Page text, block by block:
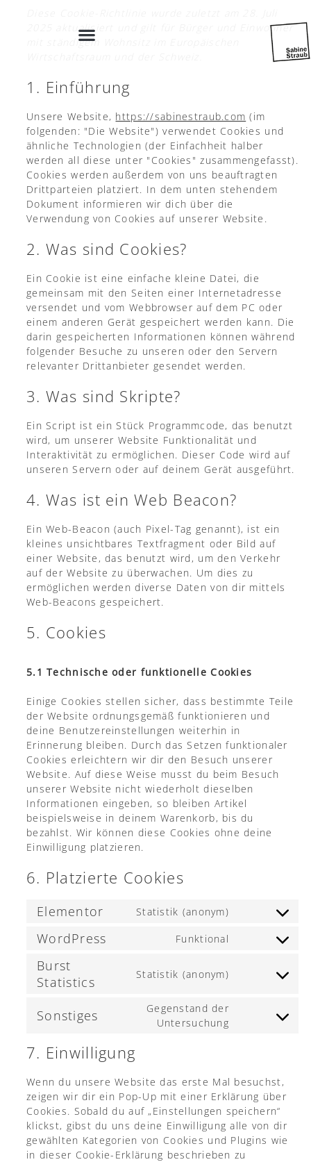
2025 aktualisiert und gilt für Bürger und Einwohner
mit ständigem Wohnsitz im Europäischen
1. Einführung
Unsere Website, https://sabinestraub.com (im
folgenden: "Die Website") verwendet Cookies und
ähnliche Technologien (der Einfachheit halber
werden all diese unter "Cookies" zusammengefasst).
Cookies werden außerdem von uns beauftragten
Drittparteien platziert. In dem unten stehendem
Dokument informieren wir dich über die
Verwendung von Cookies auf unserer Website.
2. Was sind Cookies?
Ein Cookie ist eine einfache kleine Datei, die
gemeinsam mit den Seiten einer Internetadresse
versendet und vom Webbrowser auf dem PC oder
einem anderen Gerät gespeichert werden kann. Die
darin gespeicherten Informationen können während
folgender Besuche zu unseren oder den Servern
relevanter Drittanbieter gesendet werden.
3. Was sind Skripte?
Ein Script ist ein Stück Programmcode, das benutzt
wird, um unserer Website Funktionalität und
Interaktivität zu ermöglichen. Dieser Code wird auf
unseren Servern oder auf deinem Gerät ausgeführt.
4. Was ist ein Web Beacon?
Ein Web-Beacon (auch Pixel-Tag genannt), ist ein
kleines unsichtbares Textfragment oder Bild auf
einer Website, das benutzt wird, um den Verkehr
auf der Website zu überwachen. Um dies zu
ermöglichen werden diverse Daten von dir mittels
Web-Beacons gespeichert.
5. Cookies
5.1 Technische oder funktionelle Cookies
Einige Cookies stellen sicher, dass bestimmte Teile
der Website ordnungsgemäß funktionieren und
deine Benutzereinstellungen weiterhin in
Erinnerung bleiben. Durch das Setzen funktionaler
Cookies erleichtern wir dir den Besuch unserer
Website. Auf diese Weise musst du beim Besuch
unserer Website nicht wiederholt dieselben
Informationen eingeben, so bleiben Artikel
beispielsweise in deinem Warenkorb, bis du
bezahlst. Wir können diese Cookies ohne deine
Einwilligung platzieren.
6. Platzierte Cookies
Elementor Statistik (anonym)
WordPress Funktional
Burst
Statistics
Statistik (anonym)
Sonstiges
Gegenstand der
Untersuchung
7. Einwilligung
Wenn du unsere Website das erste Mal besuchst,
zeigen wir dir ein Pop-Up mit einer Erklärung über
Cookies. Sobald du auf „Einstellungen speichern“
klickst, gibst du uns deine Einwilligung alle von dir
gewählten Kategorien von Cookies und Plugins wie
in dieser Cookie-Erklärung beschrieben zu